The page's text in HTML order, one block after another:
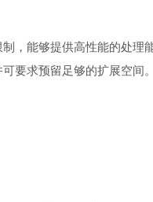
，能够提供高性能的处
要求预留足够的扩展空间。